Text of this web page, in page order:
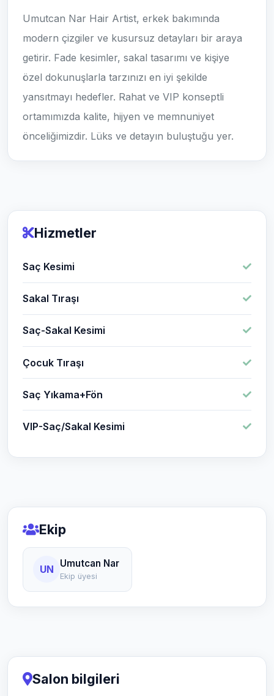
Umutcan Nar Hair Artist, erkek bakımında
modern çizgiler ve kusursuz detayları bir araya
getirir. Fade kesimler, sakal tasarımı ve kişiye
özel dokunuşlarla tarzınızı en iyi şekilde
yansıtmayı hedefler. Rahat ve VIP konseptli
ortamımızda kalite, hijyen ve memnuniyet
önceliğimizdir. Lüks ve detayın buluştuğu yer.
Hizmetler
Saç Kesimi
Sakal Tıraşı
Saç-Sakal Kesimi
Çocuk Tıraşı
Saç Yıkama+Fön
VIP-Saç/Sakal Kesimi
Ekip
UN Umutcan Nar
Ekip üyesi
Salon bilgileri